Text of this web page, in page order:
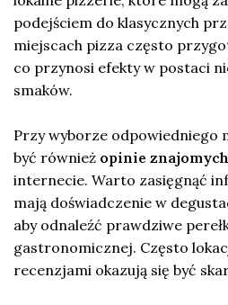
podejściem do klasycznych
miejscach pizza często
co przynosi efekty w postaci
smaków.
Przy wyborze odpowiedniego
być również opinie znajomych
internecie. Warto zasięgnąć
mają doświadczenie w
aby odnaleźć prawdziwe
gastronomicznej. Często
recenzjami okazują się być